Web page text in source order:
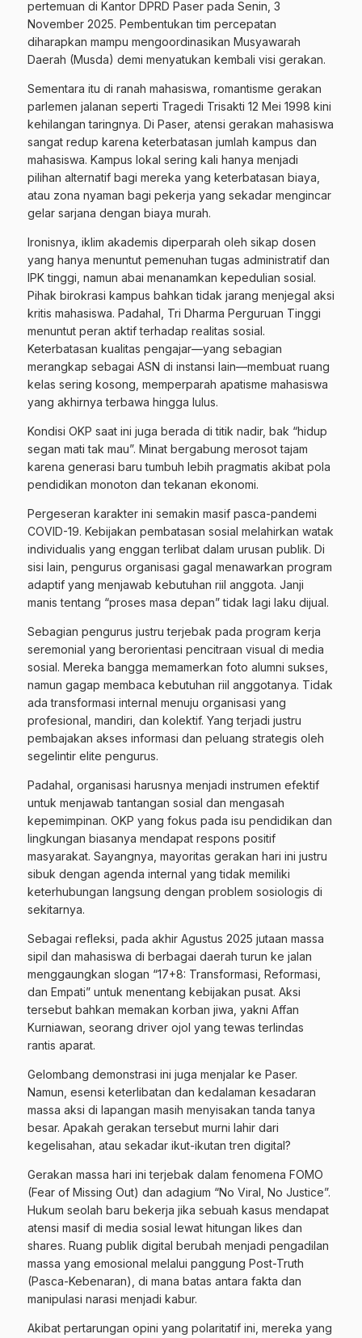
pertemuan di Kantor DPRD Paser pada Senin, 3
November 2025. Pembentukan tim percepatan
diharapkan mampu mengoordinasikan Musyawarah
Daerah (Musda) demi menyatukan kembali visi gerakan.
Sementara itu di ranah mahasiswa, romantisme gerakan
parlemen jalanan seperti Tragedi Trisakti 12 Mei 1998 kini
kehilangan taringnya. Di Paser, atensi gerakan mahasiswa
sangat redup karena keterbatasan jumlah kampus dan
mahasiswa. Kampus lokal sering kali hanya menjadi
pilihan alternatif bagi mereka yang keterbatasan biaya,
atau zona nyaman bagi pekerja yang sekadar mengincar
gelar sarjana dengan biaya murah.
Ironisnya, iklim akademis diperparah oleh sikap dosen
yang hanya menuntut pemenuhan tugas administratif dan
IPK tinggi, namun abai menanamkan kepedulian sosial.
Pihak birokrasi kampus bahkan tidak jarang menjegal aksi
kritis mahasiswa. Padahal, Tri Dharma Perguruan Tinggi
menuntut peran aktif terhadap realitas sosial.
Keterbatasan kualitas pengajar—yang sebagian
merangkap sebagai ASN di instansi lain—membuat ruang
kelas sering kosong, memperparah apatisme mahasiswa
yang akhirnya terbawa hingga lulus.
Kondisi OKP saat ini juga berada di titik nadir, bak “hidup
segan mati tak mau”. Minat bergabung merosot tajam
karena generasi baru tumbuh lebih pragmatis akibat pola
pendidikan monoton dan tekanan ekonomi.
Pergeseran karakter ini semakin masif pasca-pandemi
COVID-19. Kebijakan pembatasan sosial melahirkan watak
individualis yang enggan terlibat dalam urusan publik. Di
sisi lain, pengurus organisasi gagal menawarkan program
adaptif yang menjawab kebutuhan riil anggota. Janji
manis tentang “proses masa depan” tidak lagi laku dijual.
Sebagian pengurus justru terjebak pada program kerja
seremonial yang berorientasi pencitraan visual di media
sosial. Mereka bangga memamerkan foto alumni sukses,
namun gagap membaca kebutuhan riil anggotanya. Tidak
ada transformasi internal menuju organisasi yang
profesional, mandiri, dan kolektif. Yang terjadi justru
pembajakan akses informasi dan peluang strategis oleh
segelintir elite pengurus.
Padahal, organisasi harusnya menjadi instrumen efektif
untuk menjawab tantangan sosial dan mengasah
kepemimpinan. OKP yang fokus pada isu pendidikan dan
lingkungan biasanya mendapat respons positif
masyarakat. Sayangnya, mayoritas gerakan hari ini justru
sibuk dengan agenda internal yang tidak memiliki
keterhubungan langsung dengan problem sosiologis di
sekitarnya.
Sebagai refleksi, pada akhir Agustus 2025 jutaan massa
sipil dan mahasiswa di berbagai daerah turun ke jalan
menggaungkan slogan “17+8: Transformasi, Reformasi,
dan Empati” untuk menentang kebijakan pusat. Aksi
tersebut bahkan memakan korban jiwa, yakni Affan
Kurniawan, seorang driver ojol yang tewas terlindas
rantis aparat.
Gelombang demonstrasi ini juga menjalar ke Paser.
Namun, esensi keterlibatan dan kedalaman kesadaran
massa aksi di lapangan masih menyisakan tanda tanya
besar. Apakah gerakan tersebut murni lahir dari
kegelisahan, atau sekadar ikut-ikutan tren digital?
Gerakan massa hari ini terjebak dalam fenomena FOMO
(Fear of Missing Out) dan adagium “No Viral, No Justice”.
Hukum seolah baru bekerja jika sebuah kasus mendapat
atensi masif di media sosial lewat hitungan likes dan
shares. Ruang publik digital berubah menjadi pengadilan
massa yang emosional melalui panggung Post-Truth
(Pasca-Kebenaran), di mana batas antara fakta dan
manipulasi narasi menjadi kabur.
Akibat pertarungan opini yang polaritatif ini, mereka yang